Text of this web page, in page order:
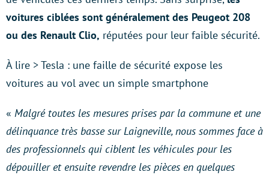
voitures ciblées sont généralement des Peugeot 208
ou des Renault Clio, réputées pour leur faible sécurité.
À lire > Tesla : une faille de sécurité expose les
voitures au vol avec un simple smartphone
« Malgré toutes les mesures prises par la commune et une
délinquance très basse sur Laigneville, nous sommes face à
des professionnels qui ciblent les véhicules pour les
dépouiller et ensuite revendre les pièces en quelques